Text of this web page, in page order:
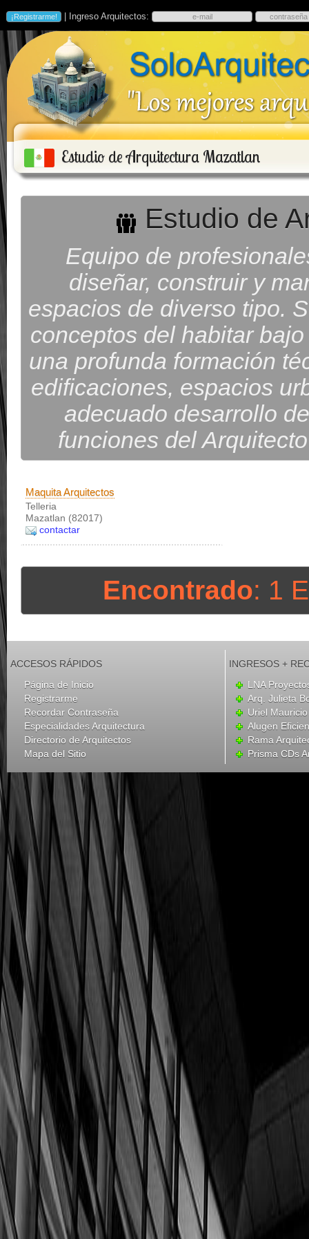
| Ingreso Arquitectos:
Estudio de Arquitectura Mazatlan
Estudio de
Equipo de
diseñar, construir y
espacios de diverso tipo.
conceptos del habitar
una profunda formación
edificaciones, espacios
adecuado desarrollo
funciones del
Maquita Arquitectos
Telleria
Mazatlan (82017)
contactar
Encontrado: 1
ACCESOS RÁPIDOS
Página de Inicio
Registrarme
Recordar Contraseña
Especialidades Arquitectura
Directorio de Arquitectos
Mapa del Sitio
INGRESOS +
LNA
Arq. Julieta
Uriel
Alugen
Rama
Prisma CDs